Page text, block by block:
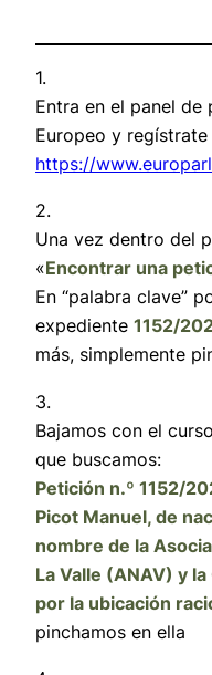
1.
Entra en el panel de
Europeo y
https://
2.
Una vez dentro del
«Encontrar una
En “palabra clave”
expediente 1152/
más, simplemente
3.
Bajamos con el
que buscamos:
Petición n.º 1152/
Picot Manuel, de
nombre de la
La Valle (ANAV) y
por la ubicación
pinchamos en ella